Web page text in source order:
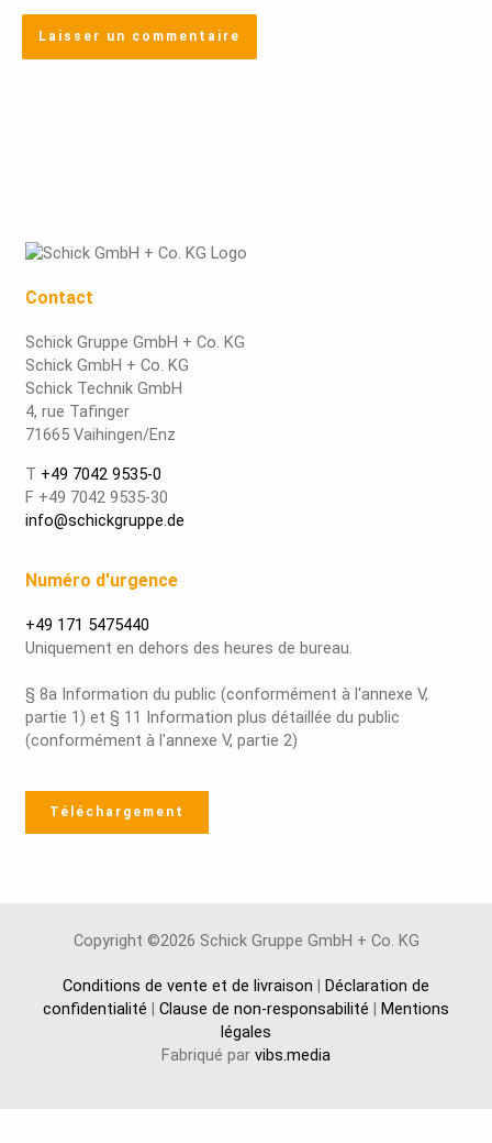
Contact
Schick Gruppe GmbH + Co. KG
Schick GmbH + Co. KG
Schick Technik GmbH
4, rue Tafinger
71665 Vaihingen/Enz
T +49 7042 9535-0
F +49 7042 9535-30
info@schickgruppe.de
Numéro d'urgence
+49 171 5475440
Uniquement en dehors des heures de bureau.
§ 8a Information du public (conformément à l'annexe V,
partie 1) et § 11 Information plus détaillée du public
(conformément à l'annexe V, partie 2)
Téléchargement
Copyright ©2026 Schick Gruppe GmbH + Co. KG
Conditions de vente et de livraison | Déclaration de
confidentialité | Clause de non-responsabilité | Mentions
légales
Fabriqué par vibs.media